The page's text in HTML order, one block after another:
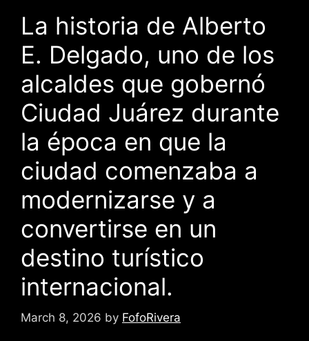
La historia de Alberto
E. Delgado, uno de los
alcaldes que gobernó
Ciudad Juárez durante
la época en que la
ciudad comenzaba a
modernizarse y a
convertirse en un
destino turístico
internacional.
March 8, 2026 by FofoRivera